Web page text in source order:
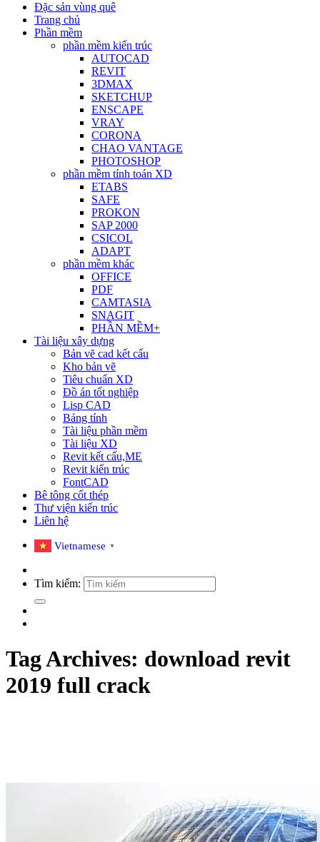
Đặc sản vùng quê
Trang chủ
Phần mềm
phần mềm kiến trúc
AUTOCAD
REVIT
3DMAX
SKETCHUP
ENSCAPE
VRAY
CORONA
CHAO VANTAGE
PHOTOSHOP
phần mềm tính toán XD
ETABS
SAFE
PROKON
SAP 2000
CSICOL
ADAPT
phần mềm khác
OFFICE
PDF
CAMTASIA
SNAGIT
PHẦN MỀM+
Tài liệu xây dựng
Bản vẽ cad kết cấu
Kho bản vẽ
Tiêu chuẩn XD
Đồ án tốt nghiệp
Lisp CAD
Bảng tính
Tài liệu phần mềm
Tài liệu XD
Revit kết cấu,ME
Revit kiến trúc
FontCAD
Bê tông cốt thép
Thư viện kiến trúc
Liên hệ
Vietnamese ▼
Tìm kiếm:
Tag Archives: download revit
2019 full crack